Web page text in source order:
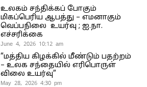
உலகம் சந்திக்கப் போகும்
மிகப்பெரிய ஆபத்து – எமனாகும்
வெப்பநிலை உயர்வு ; ஐ.நா.
எச்சரிக்கை
June 4, 2026 10:12 am
“மத்திய கிழக்கில் மீண்டும் பதற்றம்
– உலக சந்தையில் எரிபொருள்
விலை உயர்வு”
May 28, 2026 4:30 pm